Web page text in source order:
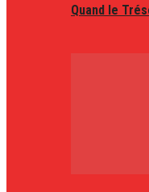
Quand le